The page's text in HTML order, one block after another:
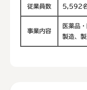
従業員数 5,592
事業内容
医薬品
製造、